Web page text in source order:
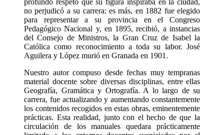
profundo respeto que su figura inspiraba en la ciudad,
no perjudicó a su carrera: es más, en 1882 fue elegido
para representar a su provincia en el Congreso
Pedagógico Nacional y, en 1895, recibió, a instancias
del Consejo de Ministros, la Gran Cruz de Isabel la
Católica como reconocimiento a toda su labor. José
Aguilera y López murió en Granada en 1901.
Nuestro autor compuso desde fechas muy tempranas
material docente sobre diversas disciplinas, entre ellas
Geografía, Gramática y Ortografía. A lo largo de su
carrera, fue actualizando y aumentando constantemente
los contenidos recogidos en estas obras, eminentemente
prácticas. Esta realidad, junto con el hecho de que la
circulación de los manuales quedara prácticamente